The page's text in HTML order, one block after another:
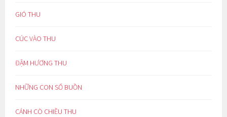
GIÓ THU
CÚC VÀO THU
ĐẬM HƯƠNG THU
NHỮNG CON SỐ BUỒN
CÁNH CÒ CHIỀU THU